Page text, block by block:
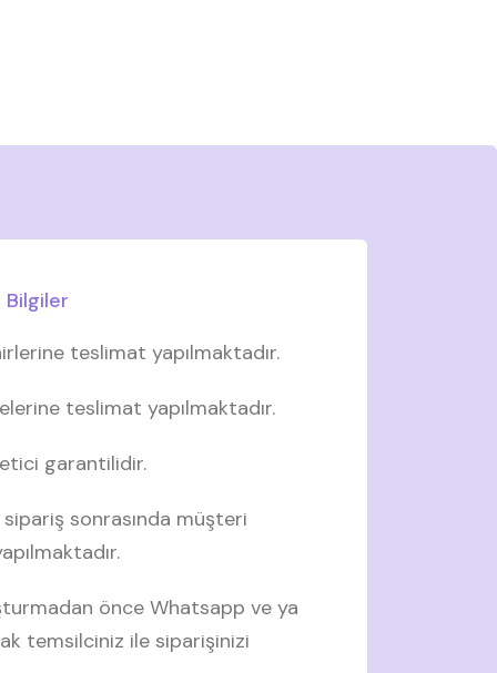
Bilgiler
teslimat yapılmaktadır.
teslimat yapılmaktadır.
garantilidir.
sonrasında müşteri
önce Whatsapp ve ya
temsilciniz ile siparişinizi